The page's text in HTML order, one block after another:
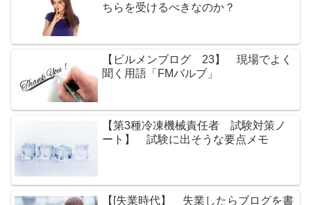
ちらを受けるべきなのか？
【ビルメンブログ 23】 現場でよく
聞く用語「FMバルブ」
【第3種冷凍機械責任者 試験対策ノ
ート】 試験に出そうな要点メモ
【[失業時代】 失業したらブログを書